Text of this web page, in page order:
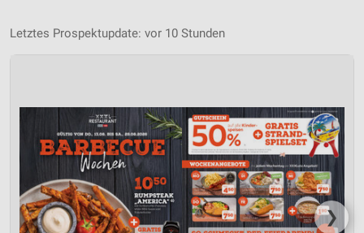
Letztes Prospektupdate: vor 10 Stunden
❯